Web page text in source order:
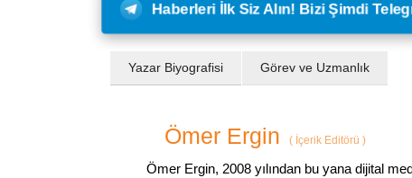
Haberleri İlk Siz Alın! Bizi Şimdi
Yazar Biyografisi Görev ve Uzmanlık
Ömer Ergin ( İçerik Editörü )
Ömer Ergin, 2008 yılından bu yana dijital